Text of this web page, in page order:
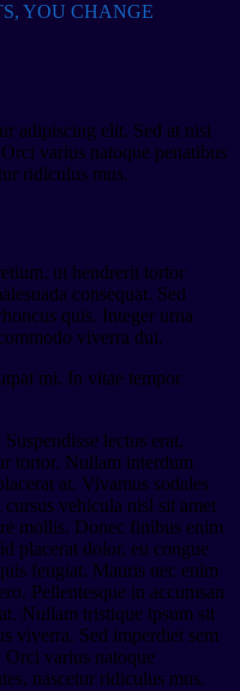
YOU CHANGE
adipiscing elit. Sed at nisi
varius natoque penatibus
ridiculus mus.
ut hendrerit tortor
consequat. Sed
quis. Integer urna
viverra dui.
mi. In vitae tempor
lectus erat,
tortor. Nullam interdum
at. Vivamus sodales
vehicula nisl sit amet
mollis. Donec finibus enim
placerat dolor, eu congue
feugiat. Mauris nec enim
Pellentesque in accumsan
Nullam tristique ipsum sit
viverra. Sed imperdiet sem
Orci varius natoque
nascetur ridiculus mus.